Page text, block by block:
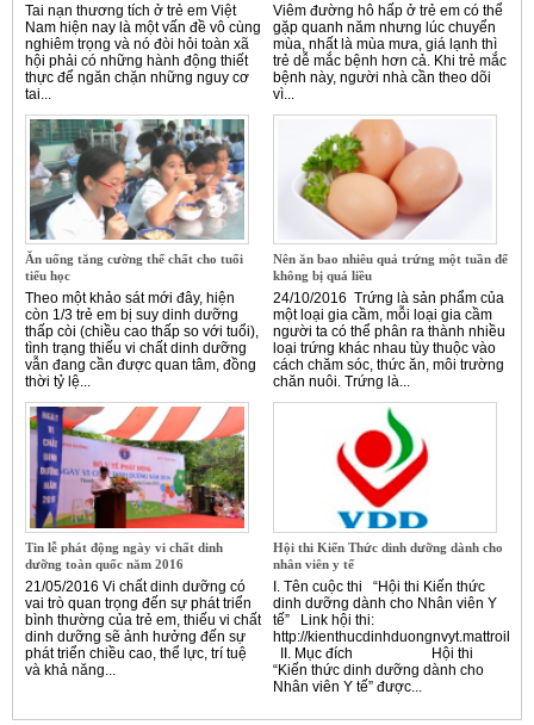
Tai nạn thương tích ở trẻ em Việt
Nam hiện nay là một vấn đề vô cùng
nghiêm trọng và nó đòi hỏi toàn xã
hội phải có những hành động thiết
thực để ngăn chặn những nguy cơ
tai...
Viêm đường hô hấp ở trẻ em có thể
gặp quanh năm nhưng lúc chuyển
mùa, nhất là mùa mưa, giá lạnh thì
trẻ dễ mắc bệnh hơn cả. Khi trẻ mắc
bệnh này, người nhà cần theo dõi
vì...
Ăn uống tăng cường thể chất cho tuổi
tiểu học
Theo một khảo sát mới đây, hiện
còn 1/3 trẻ em bị suy dinh dưỡng
thấp còi (chiều cao thấp so với tuổi),
tình trạng thiếu vi chất dinh dưỡng
vẫn đang cần được quan tâm, đồng
thời tỷ lệ...
Nên ăn bao nhiêu quả trứng một tuần để
không bị quá liều
24/10/2016 Trứng là sản phẩm của
một loại gia cầm, mỗi loại gia cầm
người ta có thể phân ra thành nhiều
loại trứng khác nhau tùy thuộc vào
cách chăm sóc, thức ăn, môi trường
chăn nuôi. Trứng là...
Tin lễ phát động ngày vi chất dinh
dưỡng toàn quốc năm 2016
21/05/2016 Vi chất dinh dưỡng có
vai trò quan trọng đến sự phát triển
bình thường của trẻ em, thiếu vi chất
dinh dưỡng sẽ ảnh hưởng đến sự
phát triển chiều cao, thể lực, trí tuệ
và khả năng...
Hội thi Kiến Thức dinh dưỡng dành cho
nhân viên y tế
I. Tên cuộc thi “Hội thi Kiến thức
dinh dưỡng dành cho Nhân viên Y
tế” Link hội thi:
http://
II. Mục đích Hội thi
“Kiến thức dinh dưỡng dành cho
Nhân viên Y tế” được...